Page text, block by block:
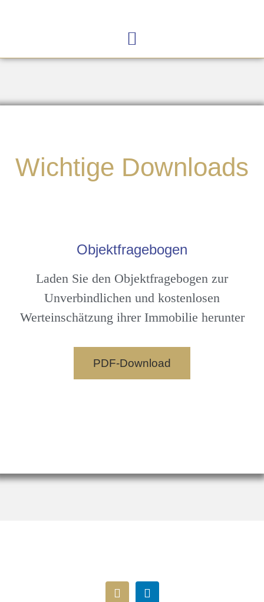
Wichtige Downloads
Objektfragebogen
Laden Sie den Objektfragebogen zur
Unverbindlichen und kostenlosen
Werteinschätzung ihrer Immobilie herunter
PDF-Download